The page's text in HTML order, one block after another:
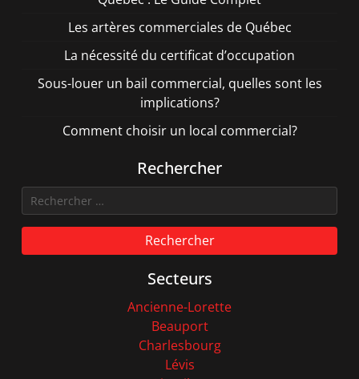
Les artères commerciales de Québec
La nécessité du certificat d’occupation
Sous-louer un bail commercial, quelles sont les
implications?
Comment choisir un local commercial?
Rechercher
Rechercher
Secteurs
Ancienne-Lorette
Beauport
Charlesbourg
Lévis